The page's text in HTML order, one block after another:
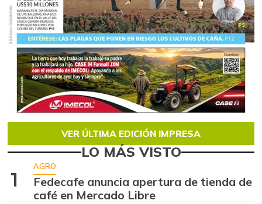
VER ÚLTIMA EDICIÓN IMPRESA
LO MÁS VISTO
1
AGRO
Fedecafe anuncia apertura de tienda de
café en Mercado Libre